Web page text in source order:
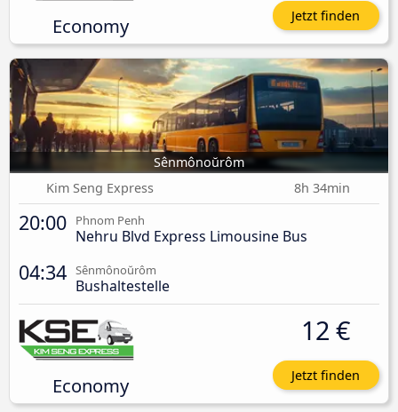
Economy Jetzt finden
Sênmônoŭrôm
Kim Seng Express
8h 34min
20:00 Phnom Penh
Nehru Blvd Express Limousine Bus
04:34 Sênmônoŭrôm
Bushaltestelle
Economy
12 €
Jetzt finden